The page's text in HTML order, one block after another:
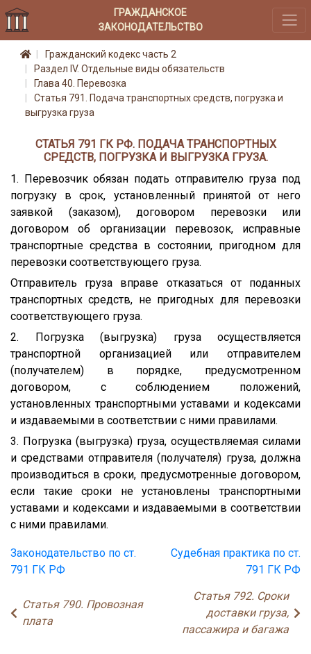
ГРАЖДАНСКОЕ
ЗАКОНОДАТЕЛЬСТВО
Гражданский кодекс часть 2
Раздел IV. Отдельные виды обязательств
Глава 40. Перевозка
Статья 791. Подача транспортных средств, погрузка и
выгрузка груза
СТАТЬЯ 791 ГК РФ. ПОДАЧА ТРАНСПОРТНЫХ
СРЕДСТВ, ПОГРУЗКА И ВЫГРУЗКА ГРУЗА.
1. Перевозчик обязан подать отправителю груза под
погрузку в срок, установленный принятой от него
заявкой (заказом), договором перевозки или
договором об организации перевозок, исправные
транспортные средства в состоянии, пригодном для
перевозки соответствующего груза.
Отправитель груза вправе отказаться от поданных
транспортных средств, не пригодных для перевозки
соответствующего груза.
2. Погрузка (выгрузка) груза осуществляется
транспортной организацией или отправителем
(получателем) в порядке, предусмотренном
договором, с соблюдением положений,
установленных транспортными уставами и кодексами
и издаваемыми в соответствии с ними правилами.
3. Погрузка (выгрузка) груза, осуществляемая силами
и средствами отправителя (получателя) груза, должна
производиться в сроки, предусмотренные договором,
если такие сроки не установлены транспортными
уставами и кодексами и издаваемыми в соответствии
с ними правилами.
Законодательство по ст.
791 ГК РФ
Судебная практика по ст.
791 ГК РФ
Статья 790. Провозная
плата
Статья 792. Сроки
доставки груза,
пассажира и багажа